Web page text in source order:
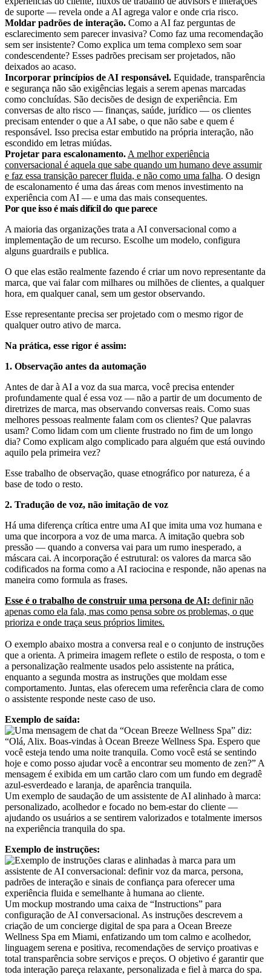
de suporte — revela onde a AI agrega valor e onde cria risco.
Moldar padrões de interação. Como a AI faz perguntas de
esclarecimento sem parecer invasiva? Como faz uma recomendação
sem ser insistente? Como explica um tema complexo sem soar
condescendente? Esses padrões precisam ser projetados, não
deixados ao acaso.
Incorporar princípios de AI responsável. Equidade, transparência
e segurança não são exigências legais a serem apenas marcadas
como concluídas. São decisões de design de experiência. Em
conversas de alto risco — finanças, saúde, jurídico — os clientes
precisam entender o que a AI sabe, o que não sabe e quem é
responsável. Isso precisa estar embutido na própria interação, não
escondido em letras miúdas.
Projetar para escalonamento. A melhor experiência
conversacional é aquela que sabe quando um humano deve assumir
e faz essa transição parecer fluida, e não como uma falha. O design
de escalonamento é uma das áreas com menos investimento na
experiência com AI — e uma das mais consequentes.
Por que isso é mais difícil do que parece
A maioria das organizações trata a AI conversacional como a
implementação de um recurso. Escolhe um modelo, configura
alguns guardrails e publica.
O que elas estão realmente fazendo é criar um novo representante da
marca, que vai falar com milhares ou milhões de clientes, a qualquer
hora, em qualquer canal, sem um gestor observando.
Esse representante precisa ser projetado com o mesmo rigor de
qualquer outro ativo de marca.
Na prática, esse rigor é assim:
1. Observação antes da automação
Antes de dar à AI a voz da sua marca, você precisa entender
profundamente qual é essa voz — não a partir de um documento de
diretrizes de marca, mas observando conversas reais. Como suas
melhores pessoas realmente falam com os clientes? Que palavras
usam? Como lidam com um cliente frustrado no fim de um longo
dia? Como explicam algo complicado para alguém que está ouvindo
aquilo pela primeira vez?
Esse trabalho de observação, quase etnográfico por natureza, é a
base de todo o resto.
2. Tradução de voz, não imitação de voz
Há uma diferença crítica entre uma AI que imita uma voz humana e
uma que incorpora a voz de uma marca. A imitação quebra sob
pressão — quando a conversa vai para um rumo inesperado, a
máscara cai. A incorporação é estrutural: os valores da marca são
codificados na forma como a AI raciocina e responde, não apenas na
maneira como formula as frases.
Esse é o trabalho de construir uma persona de AI: definir não
apenas como ela fala, mas como pensa sobre os problemas, o que
prioriza e onde traça seus próprios limites.
O exemplo abaixo mostra a conversa real e o conjunto de instruções
que a orienta. A primeira imagem reflete o estilo de resposta, o tom e
a personalização realmente usados pelo assistente na prática,
enquanto a segunda mostra as instruções que moldam esse
comportamento. Juntas, elas oferecem uma referência clara de como
o assistente responde neste caso de uso.
Exemplo de saída:
Um exemplo de saudação de um assistente de AI alinhado à marca:
personalizado, acolhedor e focado no bem-estar do cliente —
ajudando os usuários a se sentirem valorizados e totalmente imersos
na experiência tranquila do spa.
Exemplo de instruções:
Um mockup mostrando uma caixa de “Instructions” para
configuração de AI conversacional. As instruções descrevem a
criação de um concierge digital de spa para a Ocean Breeze
Wellness Spa em Miami, enfatizando um tom calmo e acolhedor,
linguagem serena e positiva, recomendações de serviço proativas e
total transparência sobre serviços e preços. O objetivo é garantir que
toda interação pareça relaxante, personalizada e fiel à marca do spa.